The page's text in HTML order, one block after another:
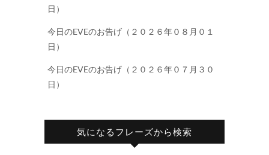
日）
今日のEVEのお告げ（２０２６年０８月０１
日）
今日のEVEのお告げ（２０２６年０７月３０
日）
気になるフレーズから検索